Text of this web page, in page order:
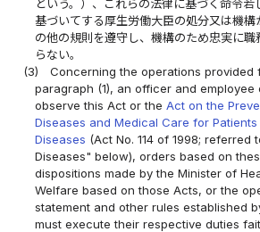
という。）、これらの法律に基づく命令
基づいてする厚生労働大臣の処分又は機構
の他の規則を遵守し、機構のため忠実に
らない。
(3)
Concerning the operations provided
paragraph (1), an officer and employee
observe this Act or theAct on the
Diseases and Medical Care for
Diseases (Act No. 114 of 1998; referred
Diseases" below), orders based on
dispositions made by the Minister of
Welfare based on those Acts, or the
statement and other rules established
must execute their respective duties